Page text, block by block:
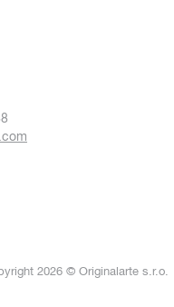
2026 © Originalarte s.r.o.